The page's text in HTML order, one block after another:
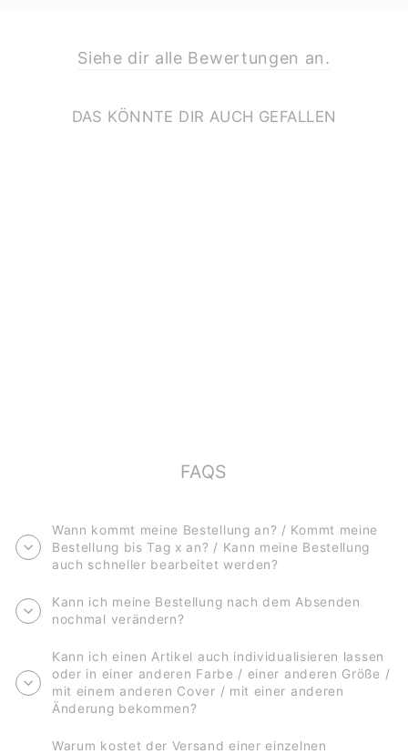
Siehe dir alle Bewertungen an.
DAS KÖNNTE DIR AUCH GEFALLEN
FAQS
Wann kommt meine Bestellung an? / Kommt meine
Bestellung bis Tag x an? / Kann meine Bestellung
auch schneller bearbeitet werden?
Kann ich meine Bestellung nach dem Absenden
nochmal verändern?
Kann ich einen Artikel auch individualisieren lassen
oder in einer anderen Farbe / einer anderen Größe /
mit einem anderen Cover / mit einer anderen
Änderung bekommen?
Warum kostet der Versand einer einzelnen